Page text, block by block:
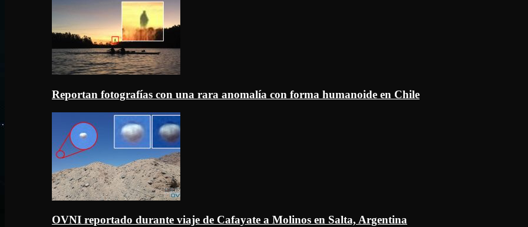
Reportan fotografías con una rara anomalía con forma humanoide en Chile
OVNI reportado durante viaje de Cafayate a Molinos en Salta, Argentina